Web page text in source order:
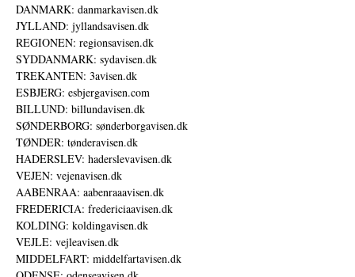
DANMARK: danmarkavisen.dk
JYLLAND: jyllandsavisen.dk
REGIONEN: regionsavisen.dk
SYDDANMARK: sydavisen.dk
TREKANTEN: 3avisen.dk
ESBJERG: esbjergavisen.com
BILLUND: billundavisen.dk
SØNDERBORG: sønderborgavisen.dk
TØNDER: tønderavisen.dk
HADERSLEV: haderslevavisen.dk
VEJEN: vejenavisen.dk
AABENRAA: aabenraaavisen.dk
FREDERICIA: fredericiaavisen.dk
KOLDING: koldingavisen.dk
VEJLE: vejleavisen.dk
MIDDELFART: middelfartavisen.dk